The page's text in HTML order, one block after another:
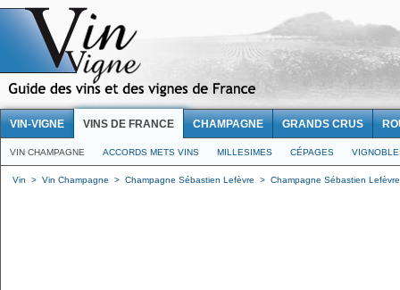
VIN-VIGNE VINS DE FRANCE CHAMPAGNE GRANDS CRUS
VIN CHAMPAGNE ACCORDS METS VINS MILLESIMES CÉPAGES
Vin > Vin Champagne > Champagne Sébastien Lefèvre > Champagne Sébastien